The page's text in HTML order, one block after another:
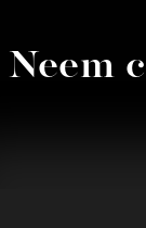
Neem